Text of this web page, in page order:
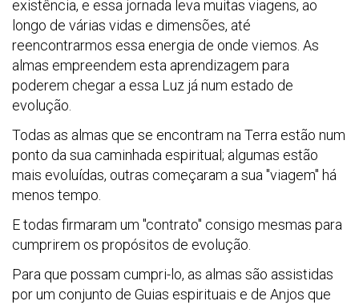
existência, e essa jornada leva muitas viagens, ao
longo de várias vidas e dimensões, até
reencontrarmos essa energia de onde viemos. As
almas empreendem esta aprendizagem para
poderem chegar a essa Luz já num estado de
evolução.
Todas as almas que se encontram na Terra estão num
ponto da sua caminhada espiritual; algumas estão
mais evoluídas, outras começaram a sua "viagem" há
menos tempo.
E todas firmaram um "contrato" consigo mesmas para
cumprirem os propósitos de evolução.
Para que possam cumpri-lo, as almas são assistidas
por um conjunto de Guias espirituais e de Anjos que